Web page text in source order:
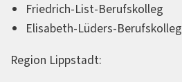
Friedrich-List-Berufskolleg
Elisabeth-Lüders-Berufskolleg
Region Lippstadt: